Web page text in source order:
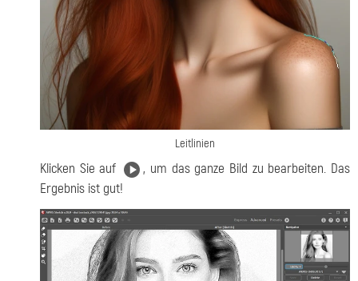
Leitlinien
Klicken Sie auf
, um das ganze Bild zu bearbeiten. Das
Ergebnis ist gut!